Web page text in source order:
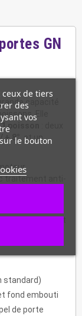
GN
capacité
Elle
poisson
+ 8°et un
traitement anti-
de
standard)
fond embouti
de porte
de tiers
des
vos
le bouton